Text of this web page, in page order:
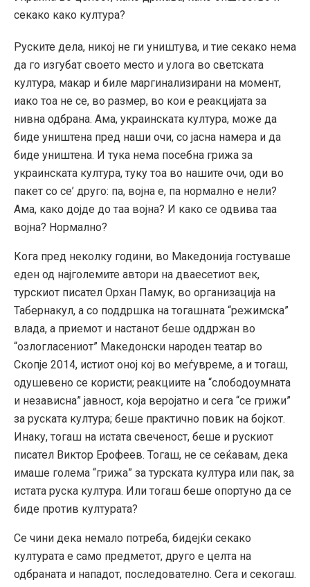
секако како култура?
Руските дела, никој не ги уништува, и тие секако нема
да го изгубат своето место и улога во светската
култура, макар и биле маргинализирани на момент,
иако тоа не се, во размер, во кои е реакцијата за
нивна одбрана. Ама, украинската култура, може да
биде уништена пред наши очи, со јасна намера и да
биде уништена. И тука нема посебна грижа за
украинската култура, туку тоа во нашите очи, оди во
пакет со се’ друго: па, војна е, па нормално е нели?
Ама, како дојде до таа војна? И како се одвива таа
војна? Нормално?
Кога пред неколку години, во Македонија гостуваше
еден од најголемите автори на дваесетиот век,
турскиот писател Орхан Памук, во организација на
Табернакул, а со поддршка на тогашната “режимска”
влада, а приемот и настанот беше оддржан во
“озлогласениот” Македонски народен театар во
Скопје 2014, истиот оној кој во меѓувреме, а и тогаш,
одушевено се користи; реакциите на “слободоумната
и независна” јавност, која веројатно и сега “се грижи”
за руската култура; беше практично повик на бојкот.
Инаку, тогаш на истата свеченост, беше и рускиот
писател Виктор Ерофеев. Тогаш, не се сеќавам, дека
имаше голема “грижа” за турската култура или пак, за
истата руска култура. Или тогаш беше опортуно да се
биде против културата?
Се чини дека немало потреба, бидејќи секако
културата е само предметот, друго е целта на
одбраната и нападот, последователно. Сега и секогаш.